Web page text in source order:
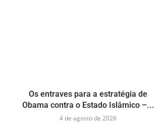
Os entraves para a estratégia de
Obama contra o Estado Islâmico –...
4 de agosto de 2026